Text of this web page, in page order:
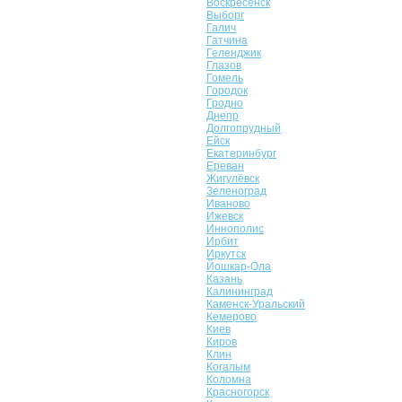
Воскресенск
Выборг
Галич
Гатчина
Геленджик
Глазов
Гомель
Городок
Гродно
Днепр
Долгопрудный
Ейск
Екатеринбург
Ереван
Жигулёвск
Зеленоград
Иваново
Ижевск
Иннополис
Ирбит
Иркутск
Йошкар-Ола
Казань
Калининград
Каменск-Уральский
Кемерово
Киев
Киров
Клин
Когалым
Коломна
Красногорск